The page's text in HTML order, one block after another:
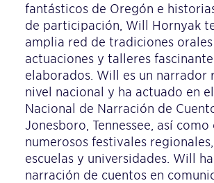
fantásticos de Oregón e
de participación, Will Hornyak
amplia red de tradiciones orales
actuaciones y talleres
elaborados. Will es un narrador
nivel nacional y ha actuado en
Nacional de Narración de
Jonesboro, Tennessee, así como
numerosos festivales
escuelas y universidades. Will
narración de cuentos en